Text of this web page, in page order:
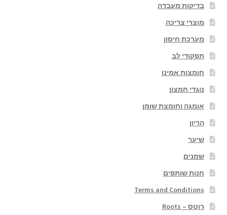
בדיקות מעבדה
מוצרי צריכה
מערכת חיסון
תפקודי לב
חומצות אמינו
נוגדי חמצון
אומגה וחומצת שומן
הריון
שיער
שמנים
חנות שותפים
Terms and Conditions
רוטס – Roots